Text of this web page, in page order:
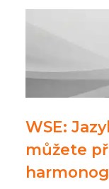
WSE:
můžete